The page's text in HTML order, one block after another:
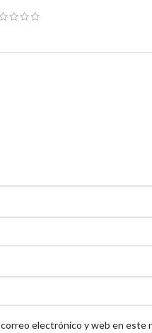
electrónico y web en este